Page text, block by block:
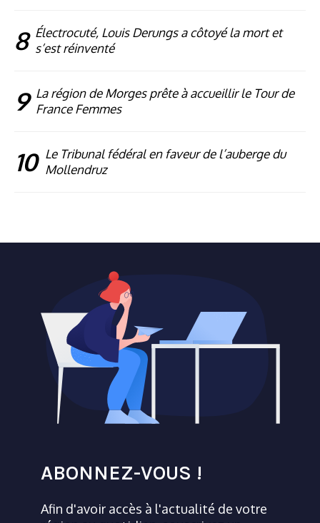
8 Électrocuté, Louis Derungs a côtoyé la mort et
s’est réinventé
9 La région de Morges prête à accueillir le Tour de
France Femmes
10 Le Tribunal fédéral en faveur de l’auberge du
Mollendruz
ABONNEZ-VOUS !
Afin d'avoir accès à l'actualité de votre